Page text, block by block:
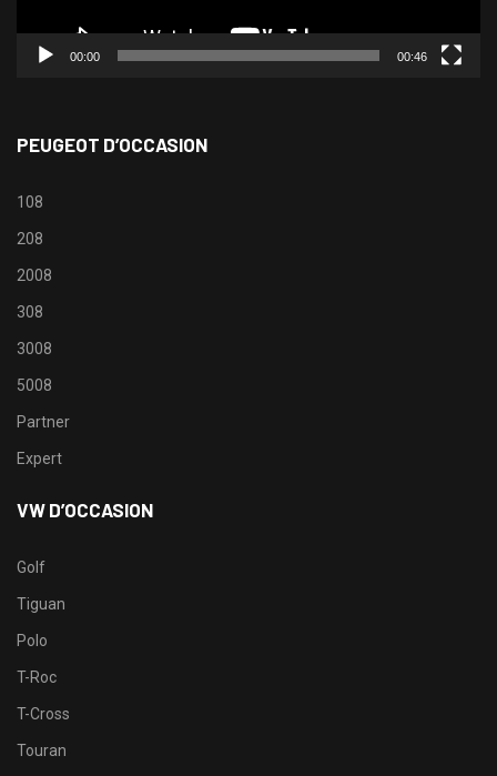
00:00 00:46
PEUGEOT D’OCCASION
108
208
2008
308
3008
5008
Partner
Expert
VW D’OCCASION
Golf
Tiguan
Polo
T-Roc
T-Cross
Touran